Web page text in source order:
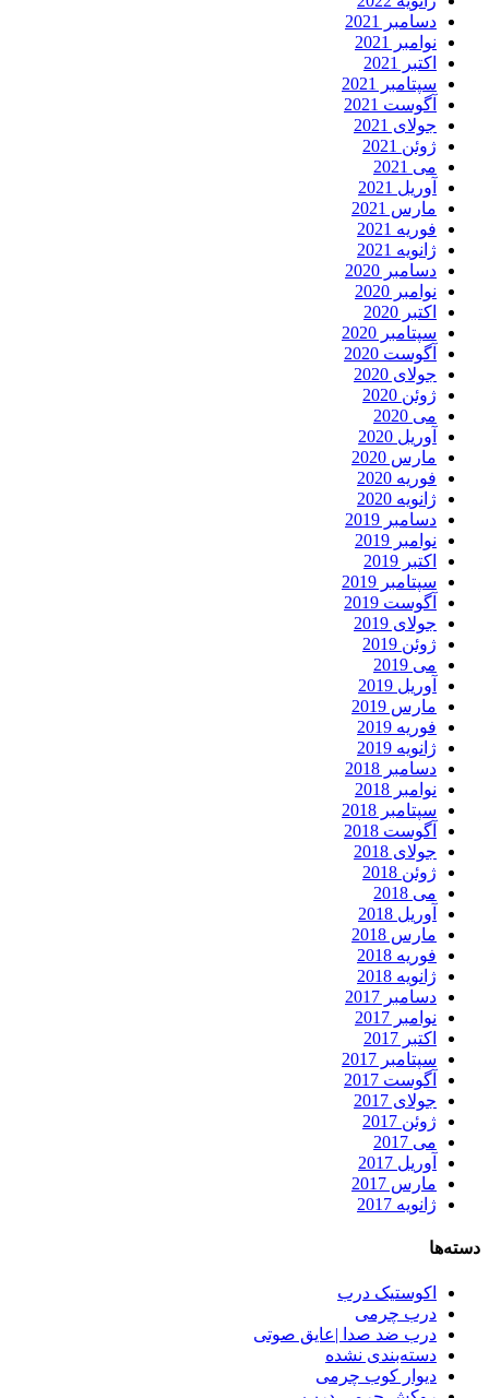
دسامبر 2021
نوامبر 2021
اکتبر 2021
سپتامبر 2021
آگوست 2021
جولای 2021
ژوئن 2021
می 2021
آوریل 2021
مارس 2021
فوریه 2021
ژانویه 2021
دسامبر 2020
نوامبر 2020
اکتبر 2020
سپتامبر 2020
آگوست 2020
جولای 2020
ژوئن 2020
می 2020
آوریل 2020
مارس 2020
فوریه 2020
ژانویه 2020
دسامبر 2019
نوامبر 2019
اکتبر 2019
سپتامبر 2019
آگوست 2019
جولای 2019
ژوئن 2019
می 2019
آوریل 2019
مارس 2019
فوریه 2019
ژانویه 2019
دسامبر 2018
نوامبر 2018
سپتامبر 2018
آگوست 2018
جولای 2018
ژوئن 2018
می 2018
آوریل 2018
مارس 2018
فوریه 2018
ژانویه 2018
دسامبر 2017
نوامبر 2017
اکتبر 2017
سپتامبر 2017
آگوست 2017
جولای 2017
ژوئن 2017
می 2017
آوریل 2017
مارس 2017
ژانویه 2017
دسته‌ها
اکوستیک درب
درب چرمی
درب ضد صدا |عایق صوتی
دسته‌بندی نشده
دیوار کوب چرمی